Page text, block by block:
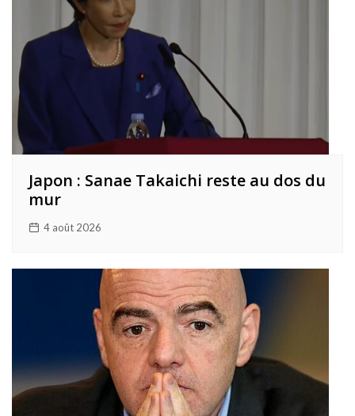
Japon : Sanae Takaichi reste au dos du
mur
4 août 2026